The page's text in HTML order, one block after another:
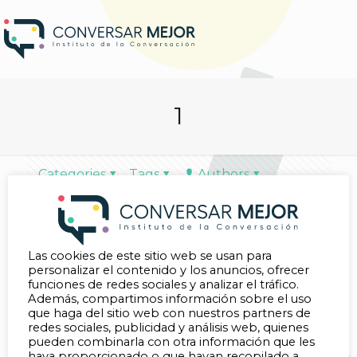
1
Categories Tags
Authors
EditorConversarMejor on
1 de
octubre de 2025
Best Practices im Bereich von Blackjack
Online in Deutschland – Denis-25-11
Die Popularität von Online-Blackjack nimmt in
Deutschland und Europa stetig zu. Während viele
Las cookies de este sitio web se usan para
personalizar el contenido y los anuncios, ofrecer
funciones de redes sociales y analizar el tráfico.
Además, compartimos información sobre el uso
que haga del sitio web con nuestros partners de
redes sociales, publicidad y análisis web, quienes
pueden combinarla con otra información que les